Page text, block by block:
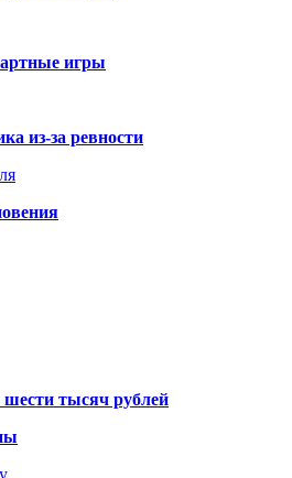
игры
из-за ревности
тысяч рублей